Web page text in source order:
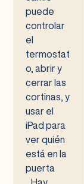
puede
controlar
el
termostat
o, abrir y
cerrar las
cortinas, y
usar el
iPad para
ver quién
está en la
puerta